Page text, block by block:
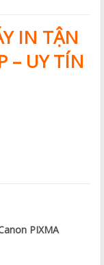
IN TẬN
– UY TÍN
PIXMA